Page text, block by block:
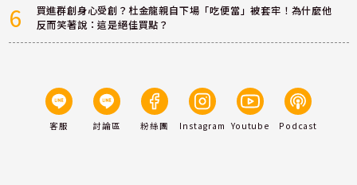
6
買進群創身心受創？杜金龍親自下場「吃便當」被套牢！為什麼他
反而笑著說：這是絕佳買點？
客服 討論區 粉絲團 Instagram Youtube Podcast